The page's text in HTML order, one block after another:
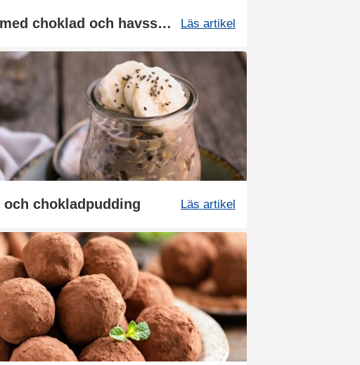
Proteintryfflar med choklad och havssalt Läs artikel
och chokladpudding Läs artikel